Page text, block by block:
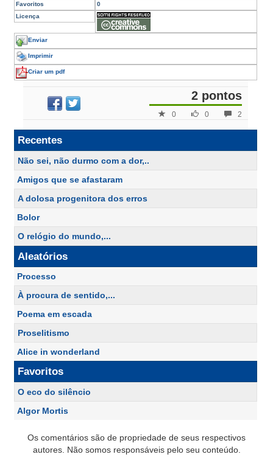
Favoritos
0
Licença
Enviar
Imprimir
Criar um pdf
2 pontos
2
0
0
Recentes
Não sei, não durmo com a dor,..
Amigos que se afastaram
A dolosa progenitora dos erros
Bolor
O relógio do mundo,...
Aleatórios
Processo
À procura de sentido,...
Poema em escada
Proselitismo
Alice in wonderland
Favoritos
O eco do silêncio
Algor Mortis
Os comentários são de propriedade de seus respectivos
autores. Não somos responsáveis pelo seu conteúdo.